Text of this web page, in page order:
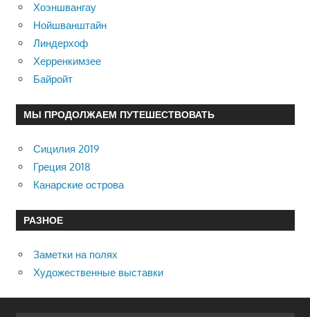
Хоэншвангау
Нойшванштайн
Линдерхоф
Херренкимзее
Байройт
МЫ ПРОДОЛЖАЕМ ПУТЕШЕСТВОВАТЬ
Сицилия 2019
Греция 2018
Канарские острова
РАЗНОЕ
Заметки на полях
Художественные выставки